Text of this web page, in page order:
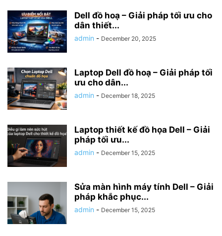
Dell đồ hoạ – Giải pháp tối ưu cho
dân thiết...
admin - December 20, 2025
Laptop Dell đồ hoạ – Giải pháp tối
ưu cho dân...
admin - December 18, 2025
Laptop thiết kế đồ họa Dell – Giải
pháp tối ưu...
admin - December 15, 2025
Sửa màn hình máy tính Dell – Giải
pháp khắc phục...
admin - December 15, 2025